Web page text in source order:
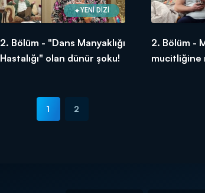
YENİ DİZİ
2. Bölüm - "Dans Manyaklığı
Hastalığı" olan dünür şoku!
2. Bölüm -
mucitliğine
1 2